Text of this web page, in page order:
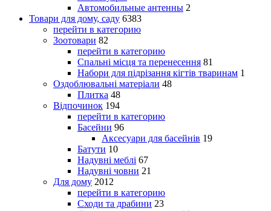
Автомобильные антенны 2
Товари для дому, саду 6383
перейти в категорию
Зоотовари 82
перейти в категорию
Спальні місця та перенесення 81
Набори для підрізання кігтів тваринам 1
Оздоблювальні матеріали 48
Плитка 48
Відпочинок 194
перейти в категорию
Басейни 96
Аксесуари для басейнів 19
Батути 10
Надувні меблі 67
Надувні човни 21
Для дому 2012
перейти в категорию
Сходи та драбини 23